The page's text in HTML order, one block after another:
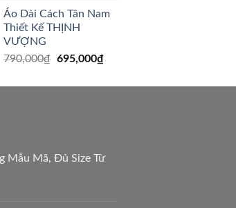
là:
790,000₫.
tại
Áo Dài Cách Tân Nam
Thiết Kế THỊNH
VƯỢNG
790,000₫ Giá
là:
695,000₫Giá
tại
Mẫu Mã, Đủ Size Từ